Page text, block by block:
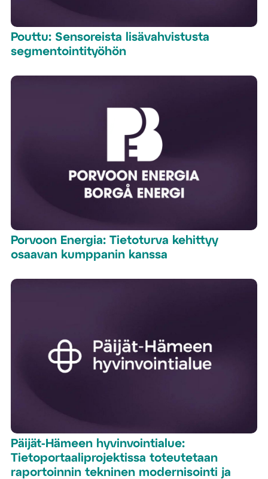
Pouttu: Sensoreista lisävahvistusta
segmentointityöhön
Porvoon Energia: Tietoturva kehittyy
osaavan kumppanin kanssa
Päijät-Hämeen hyvinvointialue:
Tietoportaaliprojektissa toteutetaan
raportoinnin tekninen modernisointi ja